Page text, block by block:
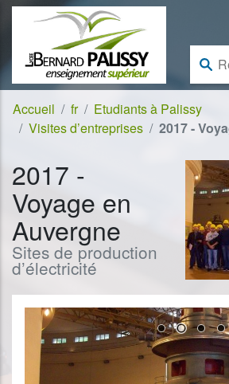
Aller au contenu
Aller à la navigation
Accueil fr
Etudiants à Palissy
Visites d’entreprises
2017 -
2017 -
Voyage en
Auvergne
Sites de production
d’électricité